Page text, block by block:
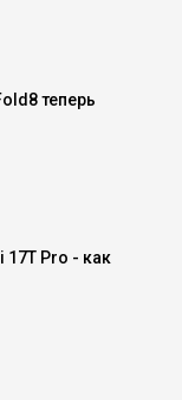
теперь
17T Pro - как